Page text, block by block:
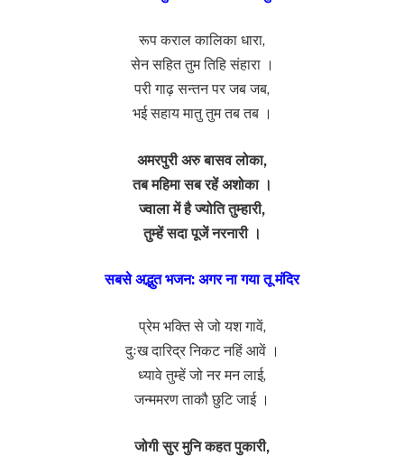
रूप कराल कालिका धारा,
सेन सहित तुम तिहि संहारा ।
परी गाढ़ सन्तन पर जब जब,
भई सहाय मातु तुम तब तब ।
अमरपुरी अरु बासव लोका,
तब महिमा सब रहें अशोका ।
ज्वाला में है ज्योति तुम्हारी,
तुम्हें सदा पूजें नरनारी ।
सबसे अद्भुत भजन: अगर ना गया तू मंदिर
प्रेम भक्ति से जो यश गावें,
दुःख दारिद्र निकट नहिं आवें ।
ध्यावे तुम्हें जो नर मन लाई,
जन्ममरण ताकौ छुटि जाई ।
जोगी सुर मुनि कहत पुकारी,